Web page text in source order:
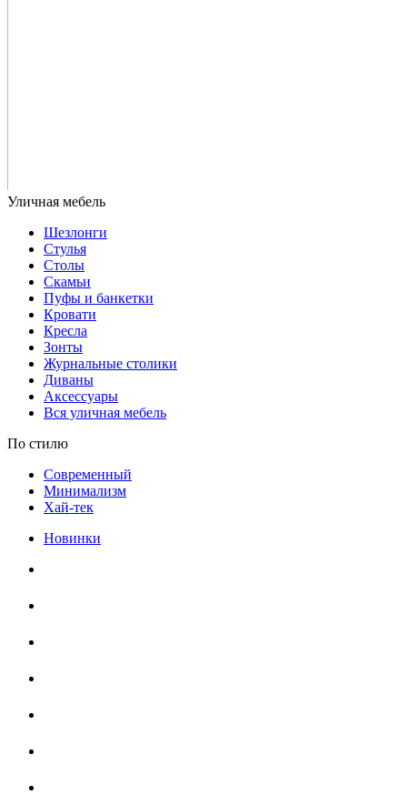
Шезлонги
Стулья
Столы
Скамьи
Пуфы и банкетки
Кровати
Кресла
Зонты
Журнальные столики
Диваны
Аксессуары